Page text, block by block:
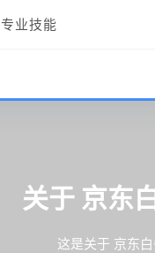
专业技能
关于 京东
这是关于 京东